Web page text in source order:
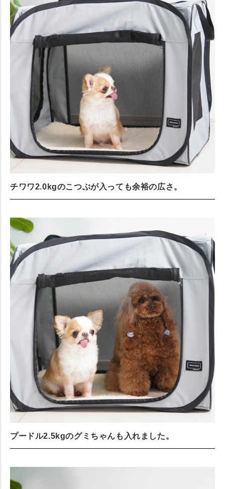
チワワ2.0kgのこつぶが入っても余裕の広さ。
プードル2.5kgのグミちゃんも入れました。